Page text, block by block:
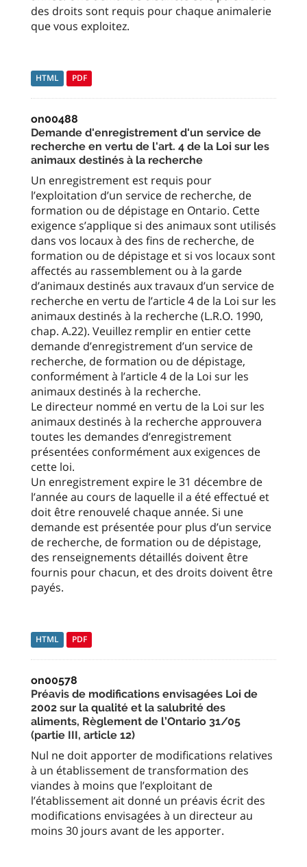
des droits sont requis pour chaque animalerie
que vous exploitez.
HTML PDF
on00488
Demande d'enregistrement d'un service de
recherche en vertu de l'art. 4 de la Loi sur les
animaux destinés à la recherche
Un enregistrement est requis pour
l’exploitation d’un service de recherche, de
formation ou de dépistage en Ontario. Cette
exigence s’applique si des animaux sont utilisés
dans vos locaux à des fins de recherche, de
formation ou de dépistage et si vos locaux sont
affectés au rassemblement ou à la garde
d’animaux destinés aux travaux d’un service de
recherche en vertu de l’article 4 de la Loi sur les
animaux destinés à la recherche (L.R.O. 1990,
chap. A.22). Veuillez remplir en entier cette
demande d’enregistrement d’un service de
recherche, de formation ou de dépistage,
conformément à l’article 4 de la Loi sur les
animaux destinés à la recherche.
Le directeur nommé en vertu de la Loi sur les
animaux destinés à la recherche approuvera
toutes les demandes d’enregistrement
présentées conformément aux exigences de
cette loi.
Un enregistrement expire le 31 décembre de
l’année au cours de laquelle il a été effectué et
doit être renouvelé chaque année. Si une
demande est présentée pour plus d’un service
de recherche, de formation ou de dépistage,
des renseignements détaillés doivent être
fournis pour chacun, et des droits doivent être
payés.
HTML PDF
on00578
Préavis de modifications envisagées Loi de
2002 sur la qualité et la salubrité des
aliments, Règlement de l’Ontario 31/05
(partie III, article 12)
Nul ne doit apporter de modifications relatives
à un établissement de transformation des
viandes à moins que l’exploitant de
l’établissement ait donné un préavis écrit des
modifications envisagées à un directeur au
moins 30 jours avant de les apporter.